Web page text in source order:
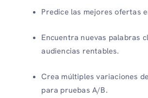
Predice las mejores ofertas
Encuentra nuevas palabras
audiencias rentables.
Crea múltiples variaciones
para pruebas A/B.